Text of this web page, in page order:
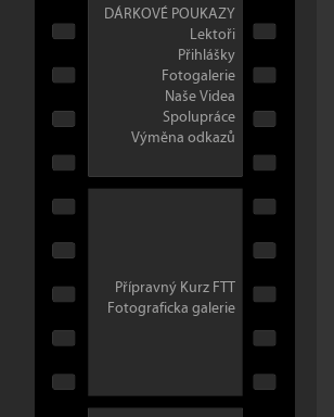
DÁRKOVÉ POUKAZY
Lektoři
Přihlášky
Fotogalerie
Naše Videa
Spolupráce
Výměna odkazů
Přípravný Kurz FTT
Fotograficka galerie